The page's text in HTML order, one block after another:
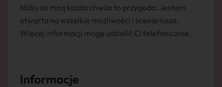
łóżku ze mną każda chwila to przygoda. Jestem
otwarta na wszelkie możliwości i scenariusze.
Więcej informacji mogę udzielić Ci telefonicznie.
Informacje